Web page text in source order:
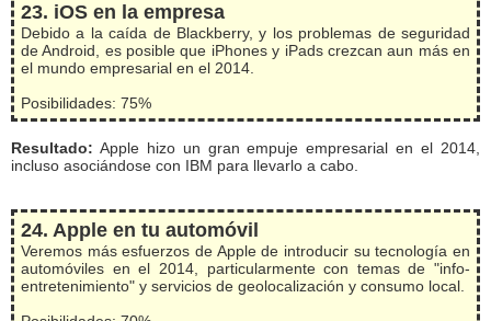
23. iOS en la empresa
Debido a la caída de Blackberry, y los problemas de seguridad
de Android, es posible que iPhones y iPads crezcan aun más en
el mundo empresarial en el 2014.
Posibilidades: 75%
Resultado: Apple hizo un gran empuje empresarial en el 2014,
incluso asociándose con IBM para llevarlo a cabo.
24. Apple en tu automóvil
Veremos más esfuerzos de Apple de introducir su tecnología en
automóviles en el 2014, particularmente con temas de "info-
entretenimiento" y servicios de geolocalización y consumo local.